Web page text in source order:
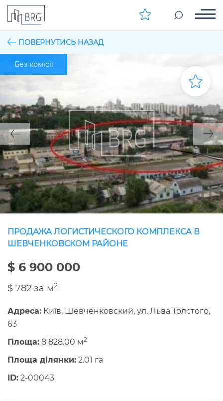
ПОВЕРНУТИСЬ НАЗАД
Без комісії
ПРОДАЖА ЛОГИСТИЧЕСКОГО КОМПЛЕКСА В
ШЕВЧЕНКОВСКОМ РАЙОНЕ
$ 6 900 000
$ 782 за м2
Адреса: Київ, Шевченковский, ул. Льва Толстого,
63
Площа: 8 828.00 м2
Площа ділянки: 2.01 га
ID: 2-00043